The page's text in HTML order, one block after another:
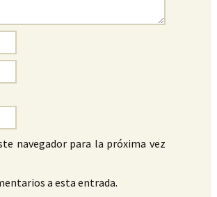
navegador para la próxima vez
a esta entrada.